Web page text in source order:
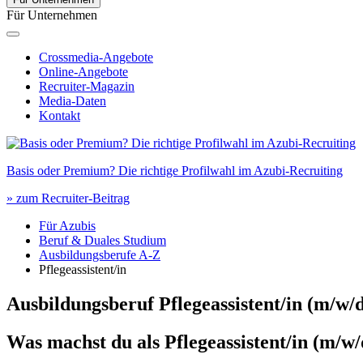
Für Unternehmen
Crossmedia-Angebote
Online-Angebote
Recruiter-Magazin
Media-Daten
Kontakt
Basis oder Premium? Die richtige Profilwahl im Azubi-Recruiting
» zum Recruiter-Beitrag
Für Azubis
Beruf & Duales Studium
Ausbildungsberufe A-Z
Pflegeassistent/in
Ausbildungsberuf Pflegeassistent/in (m/w/
Was machst du als Pflegeassistent/in (m/